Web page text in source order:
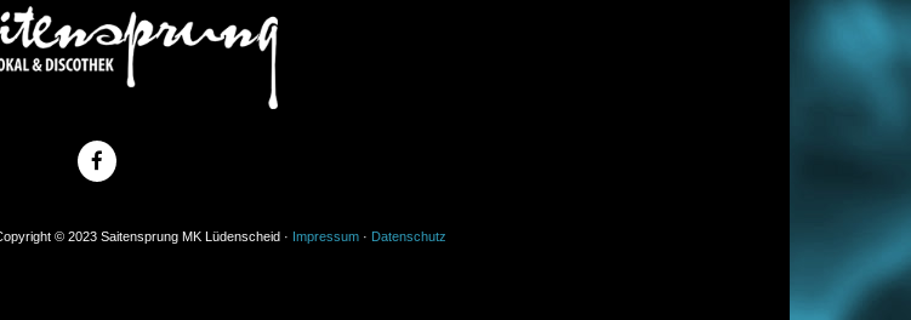
© 2023 Saitensprung MK Lüdenscheid · Impressum · Datenschutz